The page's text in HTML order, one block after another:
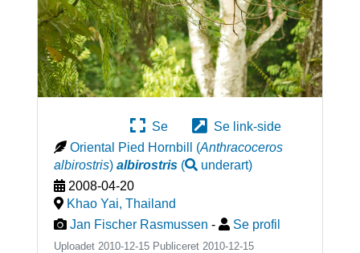
Se
Se link-side
Oriental Pied Hornbill
(Anthracoceros
albirostris) albirostris( underart)
2008-04-20
Khao Yai, Thailand
Jan Fischer Rasmussen - Se profil
Uploadet 2010-12-15 Publiceret 2010-12-15